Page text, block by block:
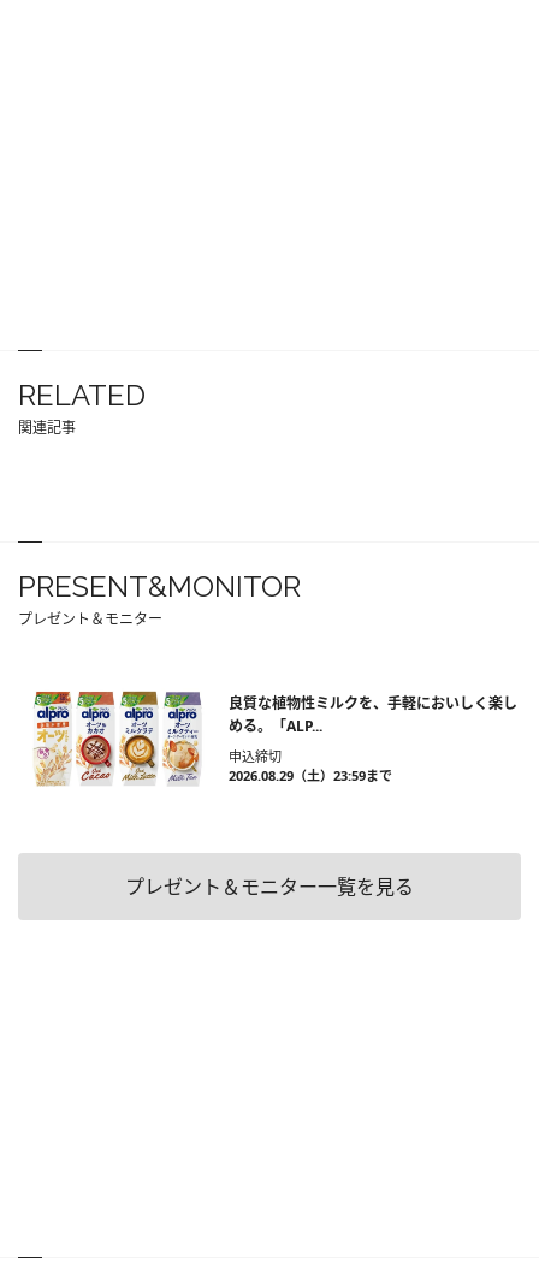
RELATED
関連記事
PRESENT&MONITOR
プレゼント＆モニター
良質な植物性ミルクを、手軽においしく楽し
める。「ALP...
申込締切
2026.08.29（土）23:59まで
プレゼント＆モニター一覧を見る